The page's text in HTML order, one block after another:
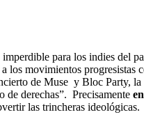
para los indies del
los movimientos
de Muse y Bloc Party,
de derechas”. Precisamente
las trincheras ideológicas.